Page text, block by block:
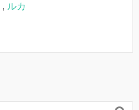
, ルカ